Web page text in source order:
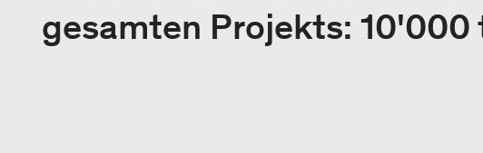
gesamten Projekts: 10'000